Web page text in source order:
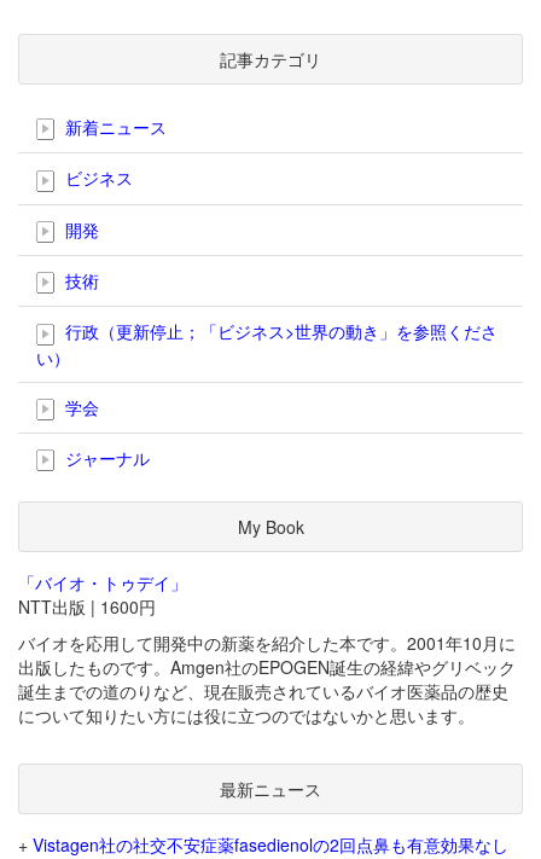
記事カテゴリ
新着ニュース
ビジネス
開発
技術
行政（更新停止；「ビジネス>世界の動き」を参照くださ
い）
学会
ジャーナル
My Book
「バイオ・トゥデイ」
NTT出版 | 1600円
バイオを応用して開発中の新薬を紹介した本です。2001年10月に
出版したものです。Amgen社のEPOGEN誕生の経緯やグリベック
誕生までの道のりなど、現在販売されているバイオ医薬品の歴史
について知りたい方には役に立つのではないかと思います。
最新ニュース
+ Vistagen社の社交不安症薬fasedienolの2回点鼻も有意効果なし